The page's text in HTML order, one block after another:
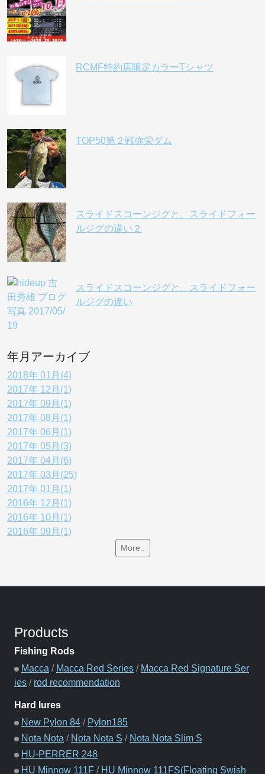
RCMF特約店限定カラーTシャツ
TOP50第２戦弥栄ダム
スライドスコーンジグと、スライドフォー
ルジグの違い２
スライドスコーンジグと、スライドフォー
ルジグの違い
年月アーカイブ
2018年 01月(4)
2017年 12月(1)
2017年 09月(1)
2017年 08月(1)
2017年 06月(1)
2017年 05月(3)
2017年 04月(6)
2017年 03月(25)
2017年 01月(1)
2016年 12月(1)
2016年 10月(1)
2016年 09月(1)
More..
Products
Fishing Rods
Macca / Macca Red Series / Macca Red Signature Ser
ies / rod recommendation
Hard lures
New Pylon 84 / Pylon185
Nota Nota / Nota Nota S / Nota Nota Slim S
HU-PERRER 248
HU Minnow 111F / HU Minnow 111FS(Floating Swish